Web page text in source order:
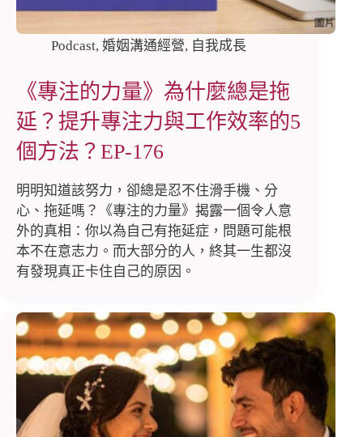
Podcast, 婚姻溝通經營, 自我成長
《專注的力量》為什麼總是拖
延？提升專注力與工作效率的5
個方法？EP-176
明明知道該努力，卻總是忍不住滑手機、分
心、拖延嗎？《專注的力量》揭露一個令人意
外的真相：你以為自己有拖延症，問題可能根
本不在意志力。而大部分的人，終其一生都沒
有發現真正卡住自己的原因。